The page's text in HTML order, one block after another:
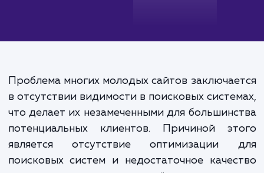
Проблема многих молодых сайтов
в отсутствии видимости в поисковых
что делает их незамеченными для